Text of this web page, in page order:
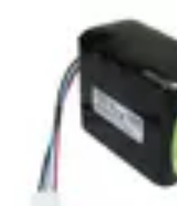
Sports d'HiverÀ découvrir
Activités Sportives
Sport Aventure PMR